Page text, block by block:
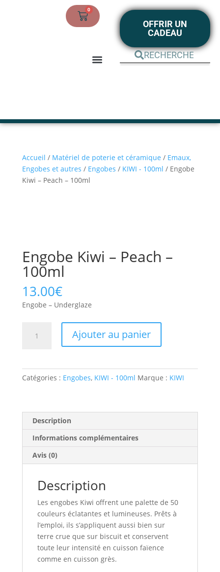
0
OFFRIR UN
CADEAU
Accueil / Matériel de poterie et céramique / Emaux,
Engobes et autres / Engobes / KIWI - 100ml / Engobe
Kiwi – Peach – 100ml
Engobe Kiwi – Peach –
100ml
13.00€
Engobe – Underglaze
Ajouter au panier
Catégories : Engobes, KIWI - 100ml Marque : KIWI
Description
Informations complémentaires
Avis (0)
Description
Les engobes Kiwi offrent une palette de 50
couleurs éclatantes et lumineuses. Prêts à
l’emploi, ils s’appliquent aussi bien sur
terre crue que sur biscuit et conservent
toute leur intensité en cuisson faïence
comme en cuisson grès.